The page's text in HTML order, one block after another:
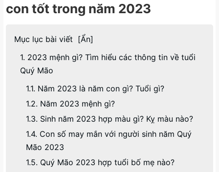
con tốt trong năm 2023
Mục lục bài viết [Ẩn]
1. 2023 mệnh gì? Tìm hiểu các thông tin về tuổi
Quý Mão
1.1. Năm 2023 là năm con gì? Tuổi gì?
1.2. Năm 2023 mệnh gì?
1.3. Sinh năm 2023 hợp màu gì? Kỵ màu nào?
1.4. Con số may mắn với người sinh năm Quý
Mão 2023
1.5. Quý Mão 2023 hợp tuổi bố mẹ nào?